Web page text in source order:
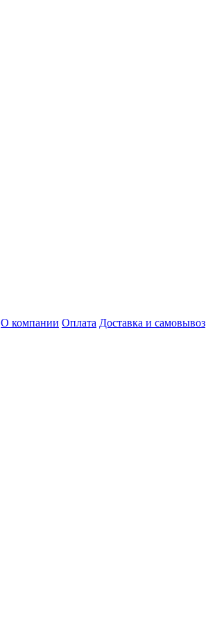
О компании Оплата Доставка и самовывоз